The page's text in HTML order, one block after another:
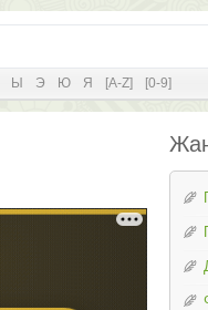
Ы Э Ю Я [A-Z] [0-9]